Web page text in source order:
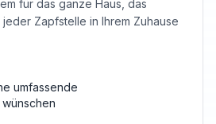
für das ganze Haus, das
Zapfstelle in Ihrem Zuhause
umfassende